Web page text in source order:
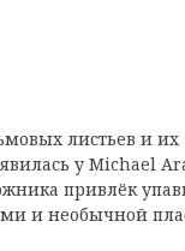
листьев и их
у Michael
привлёк
и необычной